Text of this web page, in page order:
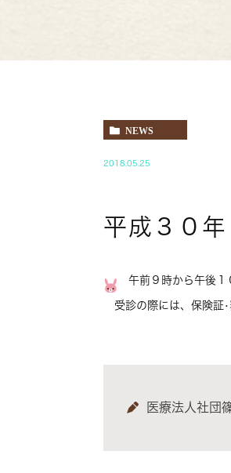
NEWS
2018.05.25
平成３０
午前９時から午後１
受診の際には、保険証•
医療法人社団